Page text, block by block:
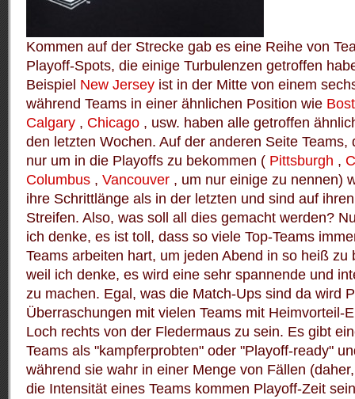
Kommen auf der Strecke gab es eine Reihe von
Playoff-Spots, die einige Turbulenzen getroffen
Beispiel New Jersey ist in der Mitte von einem
während Teams in einer ähnlichen Position wie
Calgary , Chicago , usw. haben alle getroffen
den letzten Wochen. Auf der anderen Seite Teams,
nur um in die Playoffs zu bekommen ( Pittsburgh ,
Columbus , Vancouver , um nur einige zu nennen)
ihre Schrittlänge als in der letzten und sind auf
Streifen. Also, was soll all dies gemacht werden?
ich denke, es ist toll, dass so viele Top-Teams
Teams arbeiten hart, um jeden Abend in so heiß zu
weil ich denke, es wird eine sehr spannende und
zu machen. Egal, was die Match-Ups sind da wird
Überraschungen mit vielen Teams mit Heimvorteil-
Loch rechts von der Fledermaus zu sein. Es gibt
Teams als "kampferprobten" oder "Playoff-ready"
während sie wahr in einer Menge von Fällen
die Intensität eines Teams kommen Playoff-Zeit